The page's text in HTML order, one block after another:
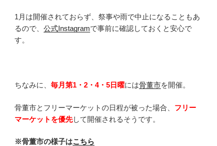
1月は開催されておらず、祭事や雨で中止になることもあ
るので、 公式Instagramで事前に確認しておくと安心で
す。
ちなみに、 毎月第1・2・4・5日曜には骨董市を開催。
骨董市とフリーマーケットの日程が被った場合、 フリー
マーケットを優先して開催されるそうです。
※骨董市の様子はこちら